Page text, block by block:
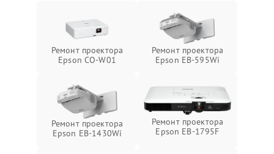
Ремонт проектора
Epson CO-W01
Ремонт проектора
Epson EB-595Wi
Ремонт проектора
Epson EB-1430Wi
Ремонт проектора
Epson EB-1795F